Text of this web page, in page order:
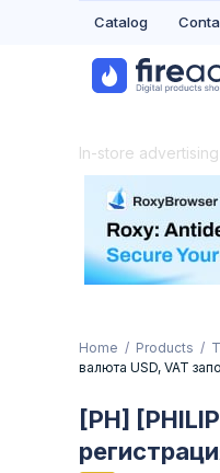
Catalog
In-store advertising
Home Products
валюта USD, VAT
[PH]